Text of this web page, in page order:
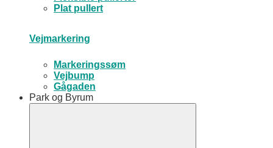
Plat pullert
Vejmarkering
Markeringssøm
Vejbump
Gågaden
Park og Byrum